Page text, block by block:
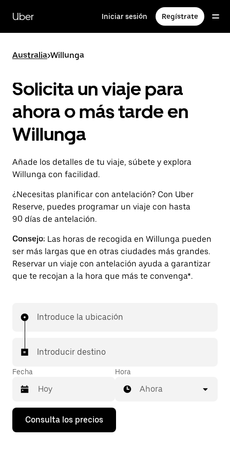
contenido
principal
Uber Iniciar sesión Regístrate
Australia>Willunga
Solicita un viaje para
ahora o más tarde en
Willunga
Añade los detalles de tu viaje, súbete y explora
Willunga con facilidad.
¿Necesitas planificar con antelación? Con Uber
Reserve, puedes programar un viaje con hasta
90 días de antelación.
Consejo: Las horas de recogida en Willunga pueden
ser más largas que en otras ciudades más grandes.
Reservar un viaje con antelación ayuda a garantizar
que te recojan a la hora que más te convenga*.
Introduce la ubicación
Introducir destino
Fecha
Pulsa
flecha
Hora
Ahora
Consulta los precios